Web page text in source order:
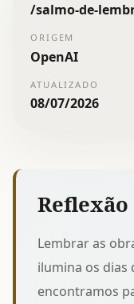
/salmo-de-
ORIGEM
OpenAI
ATUALIZADO
08/07/2026
Reflexão
Lembrar as
ilumina os dias
encontramos